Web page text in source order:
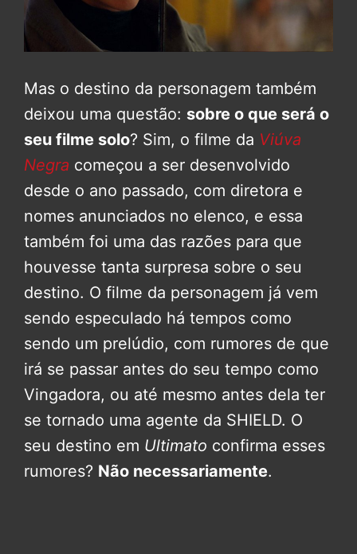
Mas o destino da personagem também
deixou uma questão: sobre o que será o
seu filme solo? Sim, o filme da Viúva
Negra começou a ser desenvolvido
desde o ano passado, com diretora e
nomes anunciados no elenco, e essa
também foi uma das razões para que
houvesse tanta surpresa sobre o seu
destino. O filme da personagem já vem
sendo especulado há tempos como
sendo um prelúdio, com rumores de que
irá se passar antes do seu tempo como
Vingadora, ou até mesmo antes dela ter
se tornado uma agente da SHIELD. O
seu destino em Ultimato confirma esses
rumores? Não necessariamente.